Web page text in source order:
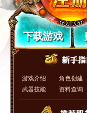
下载游戏
游戏介绍 角色创建
武器技能
资料查询